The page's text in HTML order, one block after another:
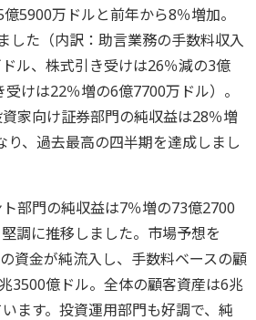
5900万ドルと前年から8％増加。
した（内訳：助言業務の手数料収入
ル、株式引き受けは26％減の3億
けは22％増の6億7700万ドル）。
家向け証券部門の純収益は28％増
り、過去最高の四半期を達成しまし
部門の純収益は7％増の73億2700
調に推移しました。市場予想を
資金が純流入し、手数料ベースの顧
3500億ドル。全体の顧客資産は6兆
ます。投資運用部門も好調で、純